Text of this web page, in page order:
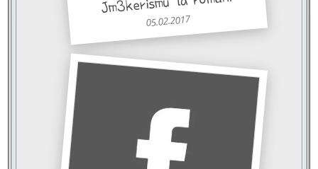
05.02.2017